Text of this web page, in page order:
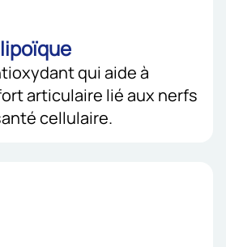
qui aide à
articulaire lié aux nerfs
cellulaire.